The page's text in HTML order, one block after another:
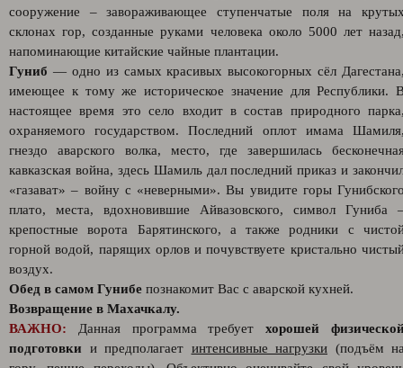
сооружение – завораживающее ступенчатые поля на
склонах гор, созданные руками человека около 5000 лет
напоминающие китайские чайные плантации.
Гуниб — одно из самых красивых высокогорных сёл
имеющее к тому же историческое значение для Республики.
настоящее время это село входит в состав природного
охраняемого государством. Последний оплот имама
гнездо аварского волка, место, где завершилась
кавказская война, здесь Шамиль дал последний приказ и
«газават» – войну с «неверными». Вы увидите горы
плато, места, вдохновившие Айвазовского, символ Гуниба
крепостные ворота Барятинского, а также родники с
горной водой, парящих орлов и почувствуете кристально
воздух.
Обед в самом Гунибе познакомит Вас с аварской кухней.
Возвращение в Махачкалу.
ВАЖНО: Данная программа требуетхорошей
подготовки и предполагает интенсивные нагрузки (подъём